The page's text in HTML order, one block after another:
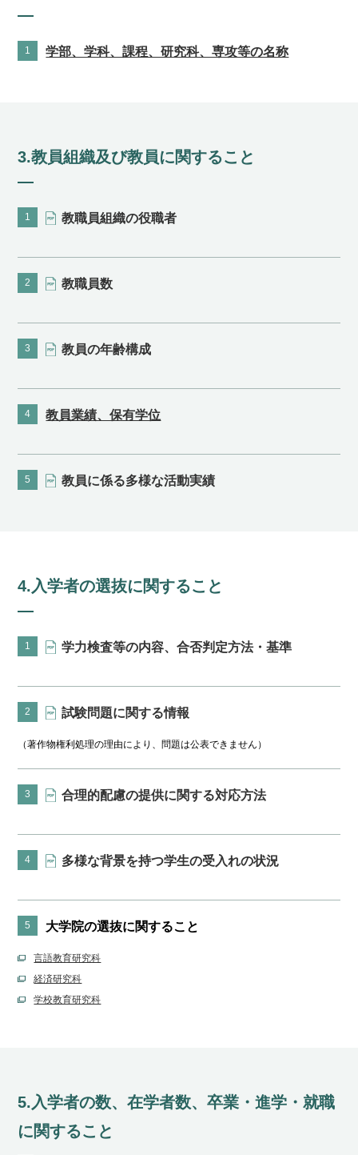
1 学部、学科、課程、研究科、専攻等の名称
3.教員組織及び教員に関すること
1 教職員組織の役職者
2 教職員数
3 教員の年齢構成
4 教員業績、保有学位
5 教員に係る多様な活動実績
4.入学者の選抜に関すること
1 学力検査等の内容、合否判定方法・基準
2 試験問題に関する情報
（著作物権利処理の理由により、問題は公表できません）
3 合理的配慮の提供に関する対応方法
4 多様な背景を持つ学生の受入れの状況
5 大学院の選抜に関すること
言語教育研究科
経済研究科
学校教育研究科
5.⼊学者の数、在学者数、卒業・進学・就職
に関すること